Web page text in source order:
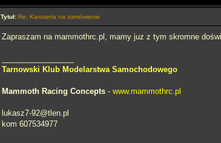
Tytuł: Re: Karoseria na zamówienie
Zapraszam na mammothrc.pl, mamy juz z tym skromne
Tarnowski Klub Modelarstwa Samochodowego
Mammoth Racing Concepts - www.mammothrc.pl
lukasz7-92@tlen.pl
kom 607534977